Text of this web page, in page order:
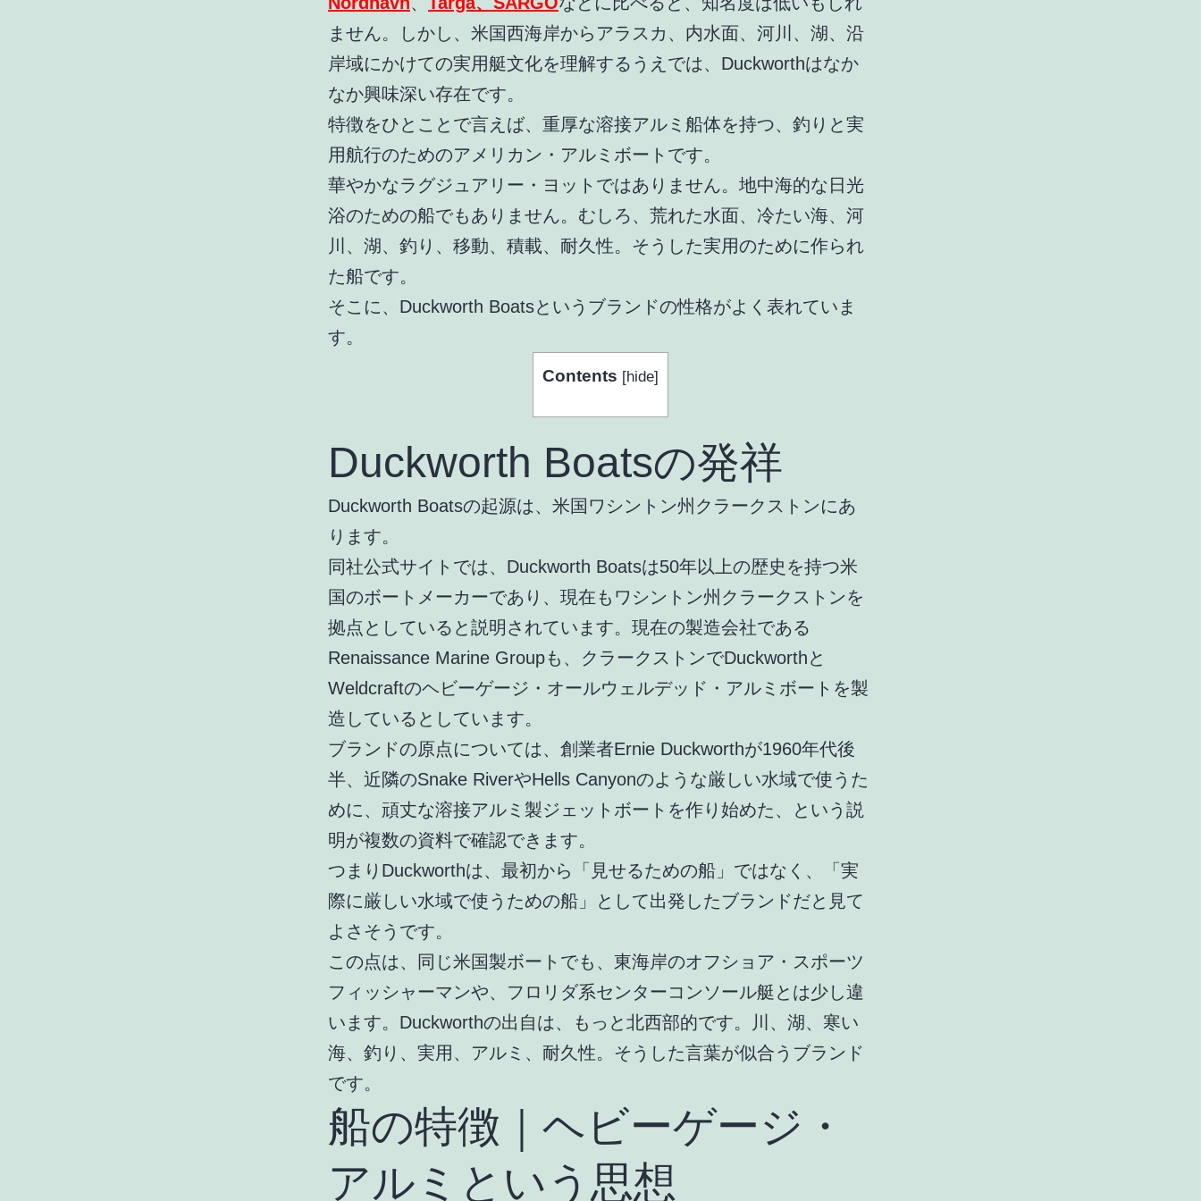
ません。しかし、米国西海岸からアラスカ、内水面、河川、湖、沿
岸域にかけての実用艇文化を理解するうえでは、Duckworthはなか
なか興味深い存在です。
特徴をひとことで言えば、重厚な溶接アルミ船体を持つ、釣りと実
用航行のためのアメリカン・アルミボートです。
華やかなラグジュアリー・ヨットではありません。地中海的な日光
浴のための船でもありません。むしろ、荒れた水面、冷たい海、河
川、湖、釣り、移動、積載、耐久性。そうした実用のために作られ
た船です。
そこに、Duckworth Boatsというブランドの性格がよく表れていま
す。
Contents [hide]
Duckworth Boatsの発祥
Duckworth Boatsの起源は、米国ワシントン州クラークストンにあ
ります。
同社公式サイトでは、Duckworth Boatsは50年以上の歴史を持つ米
国のボートメーカーであり、現在もワシントン州クラークストンを
拠点としていると説明されています。現在の製造会社である
Renaissance Marine Groupも、クラークストンでDuckworthと
Weldcraftのヘビーゲージ・オールウェルデッド・アルミボートを製
造しているとしています。
ブランドの原点については、創業者Ernie Duckworthが1960年代後
半、近隣のSnake RiverやHells Canyonのような厳しい水域で使うた
めに、頑丈な溶接アルミ製ジェットボートを作り始めた、という説
明が複数の資料で確認できます。
つまりDuckworthは、最初から「見せるための船」ではなく、「実
際に厳しい水域で使うための船」として出発したブランドだと見て
よさそうです。
この点は、同じ米国製ボートでも、東海岸のオフショア・スポーツ
フィッシャーマンや、フロリダ系センターコンソール艇とは少し違
います。Duckworthの出自は、もっと北西部的です。川、湖、寒い
海、釣り、実用、アルミ、耐久性。そうした言葉が似合うブランド
です。
船の特徴｜ヘビーゲージ・
アルミという思想